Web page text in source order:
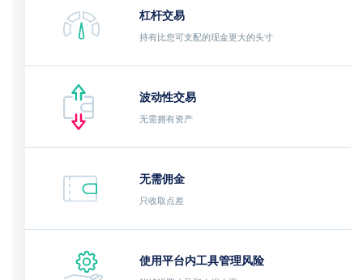
杠杆交易
持有比您可支配的现金更大的头寸
波动性交易
无需拥有资产
无需佣金
只收取点差
使用平台内工具管理风险